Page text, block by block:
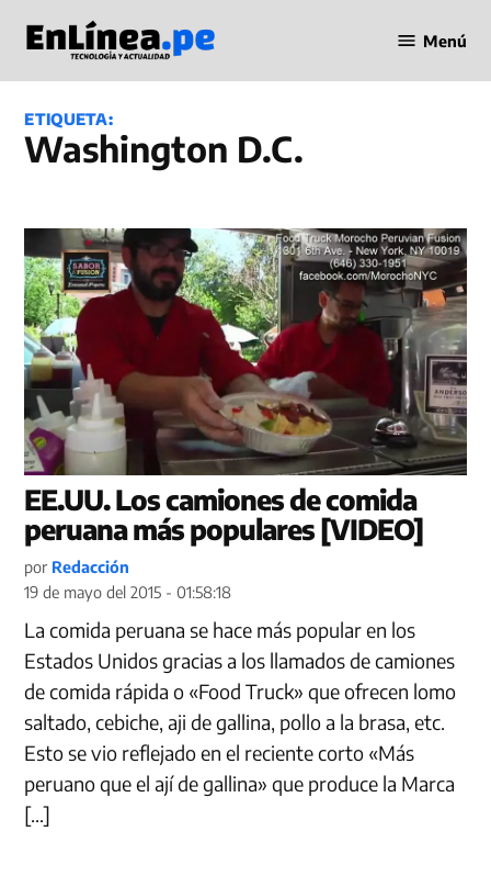
contenido
en Línea
Menú
ETIQUETA:
Washington D.C.
EE.UU. Los camiones de comida
peruana más populares [VIDEO]
por Redacción
19 de mayo del 2015 - 01:58:18
La comida peruana se hace más popular en los
Estados Unidos gracias a los llamados de camiones
de comida rápida o «Food Truck» que ofrecen lomo
saltado, cebiche, aji de gallina, pollo a la brasa, etc.
Esto se vio reflejado en el reciente corto «Más
peruano que el ají de gallina» que produce la Marca
[…]